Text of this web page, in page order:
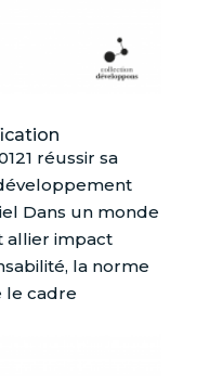
réussir sa
Dans un monde
allier impact
la norme
le cadre